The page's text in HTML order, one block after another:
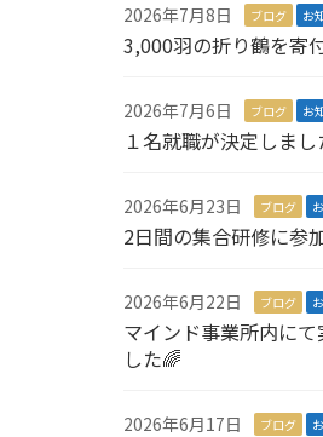
2026年7月8日 ブログ お
3,000羽の折り鶴を寄
2026年7月6日 ブログ お
１名就職が決定しまし
2026年6月23日 ブログ
2日間の集合研修に参
2026年6月22日 ブログ
マインド事業所内に
した🌈
2026年6月17日 ブログ